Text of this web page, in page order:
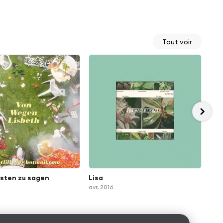
Tout voir
zu sagen Lisa
avr. 2016